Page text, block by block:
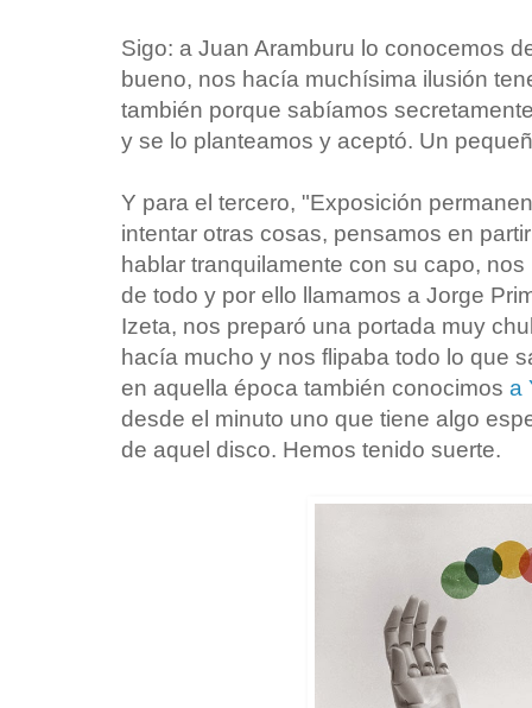
Sigo: a Juan Aramburu lo conocemos
bueno, nos hacía muchísima ilusión
también porque sabíamos
y se lo planteamos y aceptó. Un
Y para el tercero, "Exposición
intentar otras cosas, pensamos en
hablar tranquilamente con su capo,
de todo y por ello llamamos a Jorge
Izeta, nos preparó una portada muy
hacía mucho y nos flipaba todo lo que
en aquella época también conocimos a
desde el minuto uno que tiene algo
de aquel disco. Hemos tenido suerte.